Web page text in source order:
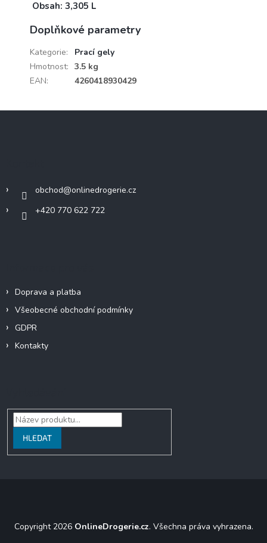
Obsah: 3,305 L
Doplňkové parametry
Kategorie:
Prací gely
Hmotnost: 3.5 kg
EAN: 4260418930429
obchod@onlinedrogerie.cz
+420 770 622 722
Doprava a platba
Všeobecné obchodní podmínky
GDPR
Kontakty
HLEDAT
Copyright 2026 OnlineDrogerie.cz. Všechna práva vyhrazena.